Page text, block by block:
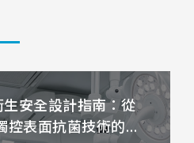
GLASS)
7
10.1
10.4
1.4 mm
1.4 mm
安全設計指南：從
控表面抗菌技術的完